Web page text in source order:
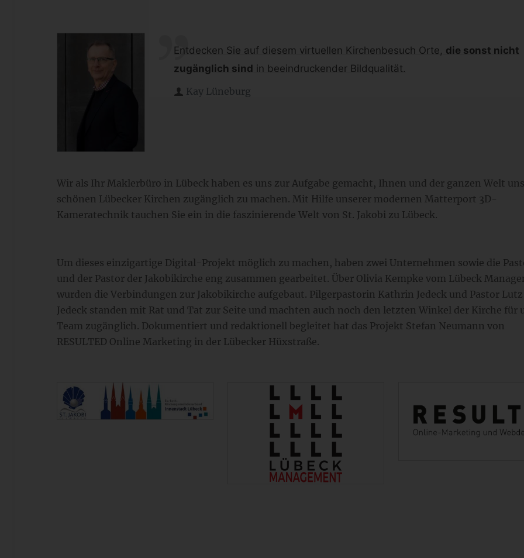
Entdecken Sie auf diesem virtuellen Kirchenbesuch Orte, die sonst nicht
zugänglich sind in beeindruckender Bildqualität.
Kay Lüneburg
Wir als Ihr Maklerbüro in Lübeck haben es uns zur Aufgabe gemacht, Ihnen und der ganzen Welt
schönen Lübecker Kirchen zugänglich zu machen. Mit Hilfe unserer modernen Matterport 3D-
Kameratechnik tauchen Sie ein in die faszinierende Welt von St. Jakobi zu Lübeck.
Um dieses einzigartige Digital-Projekt möglich zu machen, haben zwei Unternehmen sowie die
und der Pastor der Jakobikirche eng zusammen gearbeitet. Über Olivia Kempke vom Lübeck
wurden die Verbindungen zur Jakobikirche aufgebaut. Pilgerpastorin Kathrin Jedeck und Pastor Lutz
Jedeck standen mit Rat und Tat zur Seite und machten auch noch den letzten Winkel der Kirche für
Team zugänglich. Dokumentiert und redaktionell begleitet hat das Projekt Stefan Neumann von
RESULTED Online Marketing in der Lübecker Hüxstraße.